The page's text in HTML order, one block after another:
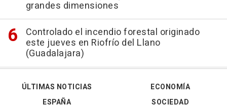
grandes dimensiones
Controlado el incendio forestal originado
este jueves en Riofrío del Llano
(Guadalajara)
ÚLTIMAS NOTICIAS
ESPAÑA
ECONOMÍA
SOCIEDAD